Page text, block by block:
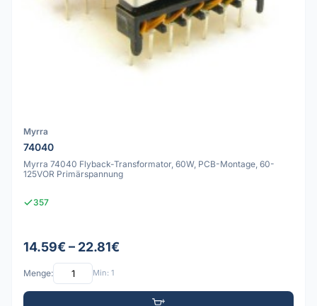
Myrra
74040
Myrra 74040 Flyback-Transformator, 60W, PCB-Montage, 60-
125VOR Primärspannung
357
14.59€ – 22.81€
Menge: Min: 1